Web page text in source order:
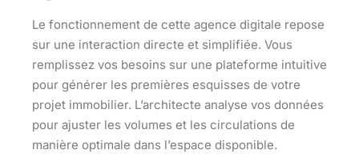
Le fonctionnement de cette agence digitale repose
sur une interaction directe et simplifiée. Vous
remplissez vos besoins sur une plateforme intuitive
pour générer les premières esquisses de votre
projet immobilier. L’architecte analyse vos données
pour ajuster les volumes et les circulations de
manière optimale dans l’espace disponible.